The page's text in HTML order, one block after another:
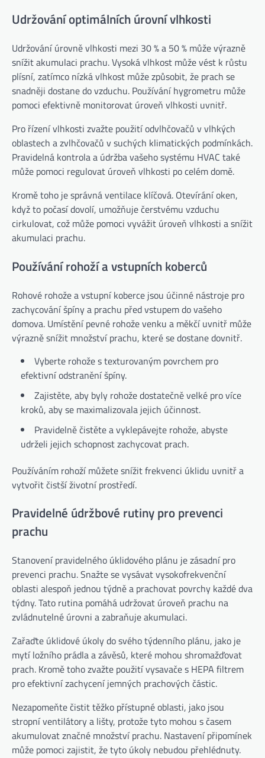
Udržování optimálních úrovní vlhkosti
Udržování úrovně vlhkosti mezi 30 % a 50 % může výrazně
snížit akumulaci prachu. Vysoká vlhkost může vést k růstu
plísní, zatímco nízká vlhkost může způsobit, že prach se
snadněji dostane do vzduchu. Používání hygrometru může
pomoci efektivně monitorovat úroveň vlhkosti uvnitř.
Pro řízení vlhkosti zvažte použití odvlhčovačů v vlhkých
oblastech a zvlhčovačů v suchých klimatických podmínkách.
Pravidelná kontrola a údržba vašeho systému HVAC také
může pomoci regulovat úroveň vlhkosti po celém domě.
Kromě toho je správná ventilace klíčová. Otevírání oken,
když to počasí dovolí, umožňuje čerstvému vzduchu
cirkulovat, což může pomoci vyvážit úroveň vlhkosti a snížit
akumulaci prachu.
Používání rohoží a vstupních koberců
Rohové rohože a vstupní koberce jsou účinné nástroje pro
zachycování špíny a prachu před vstupem do vašeho
domova. Umístění pevné rohože venku a měkčí uvnitř může
výrazně snížit množství prachu, které se dostane dovnitř.
Vyberte rohože s texturovaným povrchem pro
efektivní odstranění špíny.
Zajistěte, aby byly rohože dostatečně velké pro více
kroků, aby se maximalizovala jejich účinnost.
Pravidelně čistěte a vyklepávejte rohože, abyste
udrželi jejich schopnost zachycovat prach.
Používáním rohoží můžete snížit frekvenci úklidu uvnitř a
vytvořit čistší životní prostředí.
Pravidelné údržbové rutiny pro prevenci
prachu
Stanovení pravidelného úklidového plánu je zásadní pro
prevenci prachu. Snažte se vysávat vysokofrekvenční
oblasti alespoň jednou týdně a prachovat povrchy každé dva
týdny. Tato rutina pomáhá udržovat úroveň prachu na
zvládnutelné úrovni a zabraňuje akumulaci.
Zařaďte úklidové úkoly do svého týdenního plánu, jako je
mytí ložního prádla a závěsů, které mohou shromažďovat
prach. Kromě toho zvažte použití vysavače s HEPA filtrem
pro efektivní zachycení jemných prachových částic.
Nezapomeňte čistit těžko přístupné oblasti, jako jsou
stropní ventilátory a lišty, protože tyto mohou s časem
akumulovat značné množství prachu. Nastavení připomínek
může pomoci zajistit, že tyto úkoly nebudou přehlédnuty.